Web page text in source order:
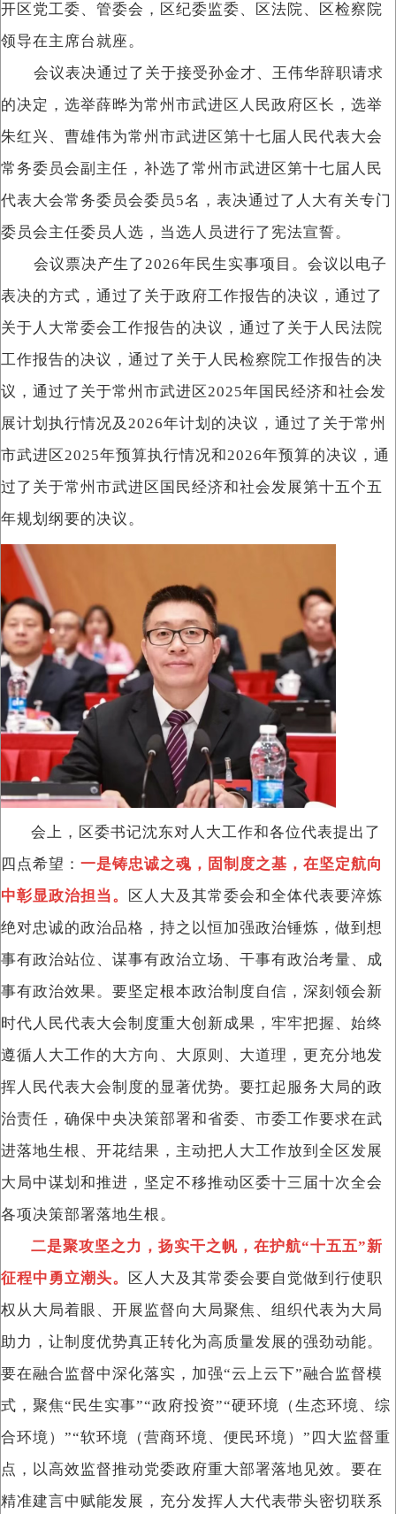
开区党工委、管委会，区纪委监委、区法院、区检察院
领导在主席台就座。
会议表决通过了关于接受孙金才、王伟华辞职请求
的决定，选举薛晔为常州市武进区人民政府区长，选举
朱红兴、曹雄伟为常州市武进区第十七届人民代表大会
常务委员会副主任，补选了常州市武进区第十七届人民
代表大会常务委员会委员5名，表决通过了人大有关专门
委员会主任委员人选，当选人员进行了宪法宣誓。
会议票决产生了2026年民生实事项目。会议以电子
表决的方式，通过了关于政府工作报告的决议，通过了
关于人大常委会工作报告的决议，通过了关于人民法院
工作报告的决议，通过了关于人民检察院工作报告的决
议，通过了关于常州市武进区2025年国民经济和社会发
展计划执行情况及2026年计划的决议，通过了关于常州
市武进区2025年预算执行情况和2026年预算的决议，通
过了关于常州市武进区国民经济和社会发展第十五个五
年规划纲要的决议。
会上，区委书记沈东对人大工作和各位代表提出了
四点希望： 一是铸忠诚之魂，固制度之基，在坚定航向
中彰显政治担当。
区人大及其常委会和全体代表要淬炼
绝对忠诚的政治品格，持之以恒加强政治锤炼，做到想
事有政治站位、谋事有政治立场、干事有政治考量、成
事有政治效果。要坚定根本政治制度自信，深刻领会新
时代人民代表大会制度重大创新成果，牢牢把握、始终
遵循人大工作的大方向、大原则、大道理，更充分地发
挥人民代表大会制度的显著优势。要扛起服务大局的政
治责任，确保中央决策部署和省委、市委工作要求在武
进落地生根、开花结果，主动把人大工作放到全区发展
大局中谋划和推进，坚定不移推动区委十三届十次全会
各项决策部署落地生根。
二是聚攻坚之力，扬实干之帆，在护航“十五五”新
征程中勇立潮头。
区人大及其常委会要自觉做到行使职
权从大局着眼、开展监督向大局聚焦、组织代表为大局
助力，让制度优势真正转化为高质量发展的强劲动能。
要在融合监督中深化落实，加强“云上云下”融合监督模
式，聚焦“民生实事”“政府投资”“硬环境（生态环境、综
合环境）”“软环境（营商环境、便民环境）”四大监督重
点，以高效监督推动党委政府重大部署落地见效。要在
精准建言中赋能发展，充分发挥人大代表带头密切联系